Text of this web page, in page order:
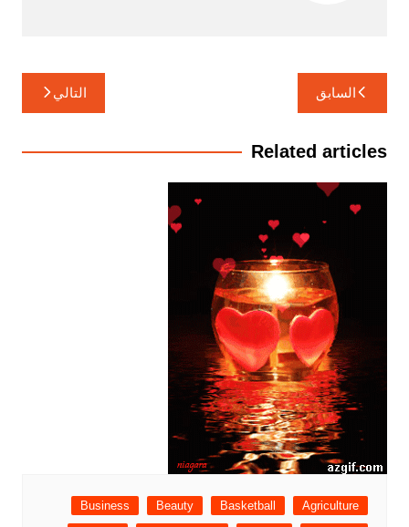
تصفّح
المقالات
السابق التالي
Related articles
Agriculture
Basketball
Beauty
Business